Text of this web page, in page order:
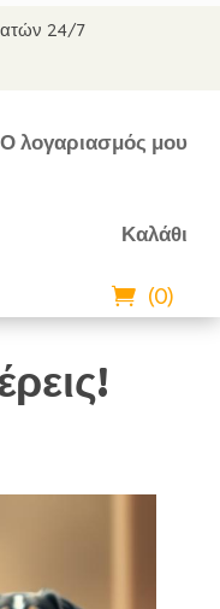
24/7
Ο λογαριασμός μου
Καλάθι
(0)